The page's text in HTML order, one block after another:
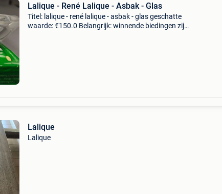
Lalique - René Lalique - Asbak - Glas
Titel: lalique - rené lalique - asbak - glas geschatte
waarde: €150.0 Belangrijk: winnende biedingen zijn
Lalique
Lalique